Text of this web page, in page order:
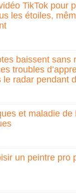
TikTok pour
les étoiles,
baissent sans
troubles
le radar pendant
et maladie de
un peintre pro